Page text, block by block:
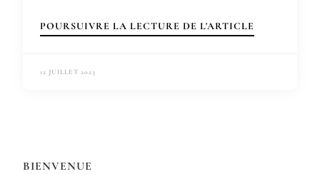
POURSUIVRE LA LECTURE DE L'ARTICLE
12 JUILLET 2023
BIENVENUE